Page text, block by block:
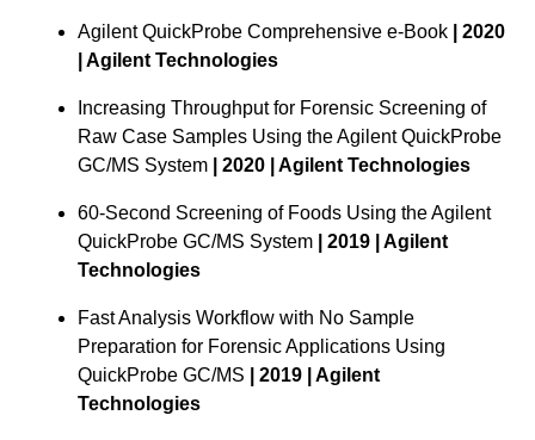
Agilent QuickProbe Comprehensive e-Book
| 2020
| Agilent Technologies
Increasing Throughput for Forensic Screening of
Raw Case Samples Using the Agilent QuickProbe
GC/MS System
| 2020 | Agilent Technologies
60-Second Screening of Foods Using the Agilent
QuickProbe GC/MS System
| 2019 | Agilent
Technologies
Fast Analysis Workflow with No Sample
Preparation for Forensic Applications Using
QuickProbe GC/MS
| 2019 | Agilent
Technologies